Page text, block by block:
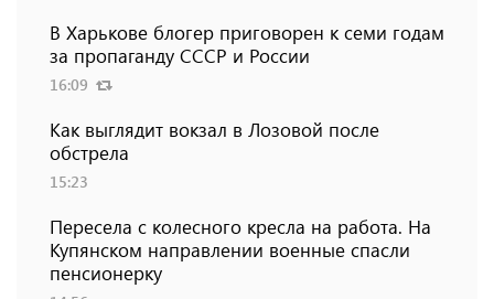
В Харькове блогер приговорен к семи годам
за пропаганду СССР и России
16:09
Как выглядит вокзал в Лозовой после
обстрела
15:23
Пересела с колесного кресла на работа. На
Купянском направлении военные спасли
пенсионерку